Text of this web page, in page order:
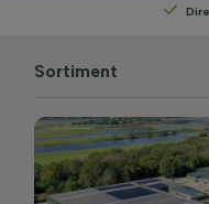
Sortiment